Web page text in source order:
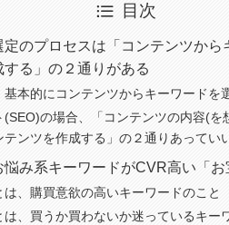
目次
のプロセスは「コンテンツか
する」の２通りがある
基本的にコンテンツからキーワードを
の場合、「コンテンツの内容(を
テンツを作成する」の２通りあってい
み系キーワードがCVR高い「お
、購買意欲の高いキーワードのこと
、買うか買わないか迷っているキー